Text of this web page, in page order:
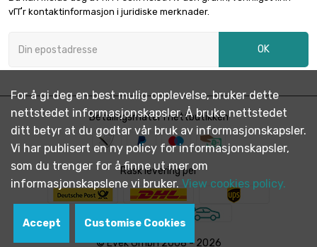
vГҐr kontaktinformasjon i juridiske merknader.
OK
Betalingsmåter i nettbutikken
Rask levering per
© Evek GmbH 2008 - 2026
For å gi deg en best mulig opplevelse, bruker dette
nettstedet informasjonskapsler. Å bruke nettstedet
ditt betyr at du godtar vår bruk av informasjonskapsler.
Vi har publisert en ny policy for informasjonskapsler,
som du trenger for å finne ut mer om
informasjonskapslene vi bruker. View cookies policy.
Accept Customise Cookies